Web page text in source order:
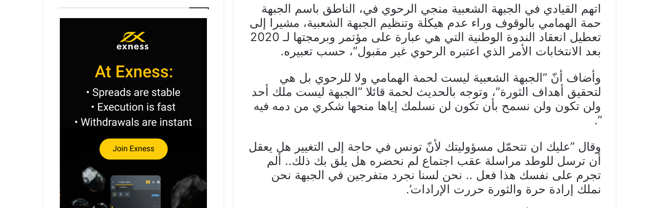
اتهم القيادي في الجبهة الشعبية منجي الرحوي في، الناطق باسم الجبهة
حمة الهمامي بالوقوف وراء عدم هيكلة وتنظيم الجبهة الشعبية، مشيرا إلى
تعطيل انعقاد الندوة الوطنية التي هي عبارة على مؤتمر وبرمجتها لـ 2020
بعد الانتخابات الأمر الذي اعتبره الرحوي غير مقبول”، حسب تعبيره.
وأضاف أنّ ”الجبهة الشعبية ليست لحمة الهمامي ولا للرحوي بل هي
لتحقيق أهداف الثورة”، وتوجه بالحديث لحمة قائلا ”الجبهة ليست ملك أحد
ولن تكون ولن نسمح بأن تكون لن نسلمك إياها منحها شكري من دمه فيه
”.
وقال ”عليك ان تتحمّل مسؤوليتك لأنّ تونس في حاجة إلى التغيير هل يعقل
أن ترسل للوطد مراسلة عقب اجتماع لم نحضره هل يلق بك ذلك.. ألم
تجرم على نفسك هذا فعل .. نحن لسنا نجرد متفرجين في الجبهة نحن
نملك إرادة حرة والثورة حررت الإرادات’.